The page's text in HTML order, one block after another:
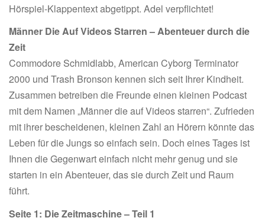
Hörspiel-Klappentext abgetippt. Adel verpflichtet!
Männer Die Auf Videos Starren – Abenteuer durch die
Zeit
Commodore Schmidlabb, American Cyborg Terminator
2000 und Trash Bronson kennen sich seit Ihrer Kindheit.
Zusammen betreiben die Freunde einen kleinen Podcast
mit dem Namen „Männer die auf Videos starren“. Zufrieden
mit ihrer bescheidenen, kleinen Zahl an Hörern könnte das
Leben für die Jungs so einfach sein. Doch eines Tages ist
Ihnen die Gegenwart einfach nicht mehr genug und sie
starten in ein Abenteuer, das sie durch Zeit und Raum
führt.
Seite 1: Die Zeitmaschine – Teil 1